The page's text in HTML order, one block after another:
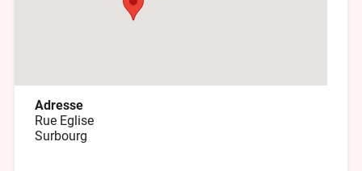
Adresse
Rue Eglise
Surbourg